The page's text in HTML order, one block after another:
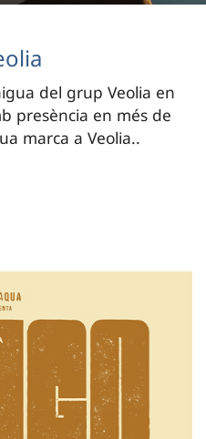
del grup Veolia en
presència en més de
marca a Veolia..